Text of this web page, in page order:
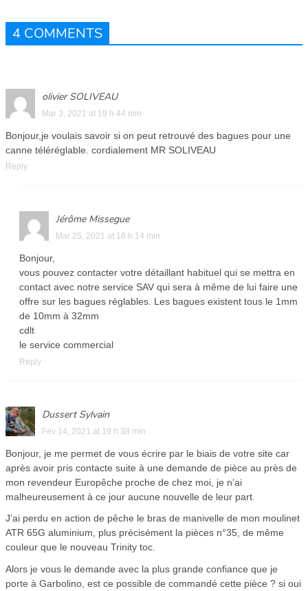
4 COMMENTS
olivier SOLIVEAU
Mar 3, 2021 at 19 h 44 min
Bonjour,je voulais savoir si on peut retrouvé des bagues pour une
canne téléréglable. cordialement MR SOLIVEAU
Reply
Jérôme Missegue
Mar 25, 2021 at 16 h 14 min
Bonjour,
vous pouvez contacter votre détaillant habituel qui se mettra en
contact avec notre service SAV qui sera à même de lui faire une
offre sur les bagues réglables. Les bagues existent tous le 1mm
de 10mm à 32mm
cdlt
le service commercial
Reply
Dussert Sylvain
Fév 14, 2021 at 19 h 38 min
Bonjour, je me permet de vous écrire par le biais de votre site car
après avoir pris contacte suite à une demande de pièce au près de
mon revendeur Europêche proche de chez moi, je n’ai
malheureusement à ce jour aucune nouvelle de leur part.
J’ai perdu en action de pêche le bras de manivelle de mon moulinet
ATR 65G aluminium, plus précisément la pièces n°35, de même
couleur que le nouveau Trinity toc.
Alors je vous le demande avec la plus grande confiance que je
porte à Garbolino, est ce possible de commandé cette pièce ? si oui